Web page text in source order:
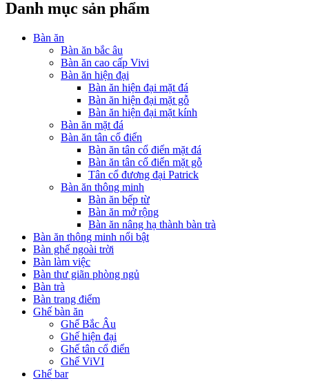
Danh mục sản phẩm
Bàn ăn
Bàn ăn bắc âu
Bàn ăn cao cấp Vivi
Bàn ăn hiện đại
Bàn ăn hiện đại mặt đá
Bàn ăn hiện đại mặt gỗ
Bàn ăn hiện đại mặt kính
Bàn ăn mặt đá
Bàn ăn tân cổ điển
Bàn ăn tân cổ điển mặt đá
Bàn ăn tân cổ điển mặt gỗ
Tân cổ đương đại Patrick
Bàn ăn thông minh
Bàn ăn bếp từ
Bàn ăn mở rộng
Bàn ăn nâng hạ thành bàn trà
Bàn ăn thông minh nổi bật
Bàn ghế ngoài trời
Bàn làm việc
Bàn thư giãn phòng ngủ
Bàn trà
Bàn trang điểm
Ghế bàn ăn
Ghế Bắc Âu
Ghế hiện đại
Ghế tân cổ điển
Ghế ViVI
Ghế bar